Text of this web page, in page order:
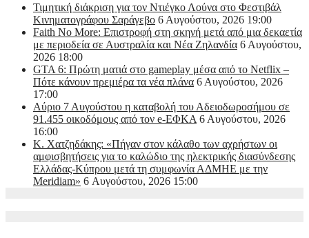
Τιμητική διάκριση για τον Ντιέγκο Λούνα στο Φεστιβάλ
Κινηματογράφου Σαράγεβο 6 Αυγούστου, 2026 19:00
Faith No More: Επιστροφή στη σκηνή μετά από μια δεκαετία
με περιοδεία σε Αυστραλία και Νέα Ζηλανδία 6 Αυγούστου,
2026 18:00
GTA 6: Πρώτη ματιά στο gameplay μέσα από το Netflix –
Πότε κάνουν πρεμιέρα τα νέα πλάνα 6 Αυγούστου, 2026
17:00
Αύριο 7 Αυγούστου η καταβολή του Αδειοδωροσήμου σε
91.455 οικοδόμους από τον e-ΕΦΚΑ 6 Αυγούστου, 2026
16:00
Κ. Χατζηδάκης: «Πήγαν στον κάλαθο των αχρήστων οι
αμφισβητήσεις για το καλώδιο της ηλεκτρικής διασύνδεσης
Ελλάδας-Κύπρου μετά τη συμφωνία ΑΔΜΗΕ με την
Meridiam» 6 Αυγούστου, 2026 15:00